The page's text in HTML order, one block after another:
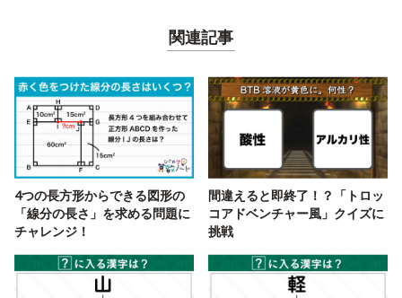
関連記事
4つの長方形からできる図形の
「線分の長さ」を求める問題に
チャレンジ！
間違えると即終了！？「トロッ
コアドベンチャー風」クイズに
挑戦